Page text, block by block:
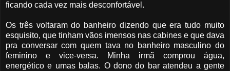
ficando cada vez mais desconfortável.
Os três voltaram do banheiro dizendo que era tudo muito
esquisito, que tinham vãos imensos nas cabines e que dava
pra conversar com quem tava no banheiro masculino do
feminino e vice-versa. Minha irmã comprou água,
energético e umas balas. O dono do bar atendeu a gente